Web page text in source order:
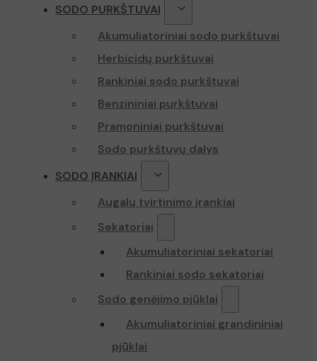
SODO PURKŠTUVAI
Akumuliatoriniai sodo purkštuvai
Herbicidų purkštuvai
Rankiniai sodo purkštuvai
Benzininiai purkštuvai
Pramoniniai purkštuvai
Sodo purkštuvų dalys
SODO ĮRANKIAI
Augalų tvirtinimo įrankiai
Sekatoriai
Akumuliatoriniai sekatoriai
Rankiniai sodo sekatoriai
Sodo genėjimo pjūklai
Akumuliatoriniai grandininiai
pjūklai